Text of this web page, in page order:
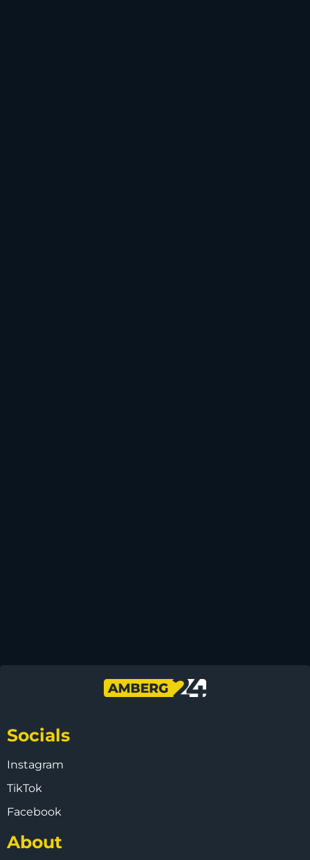
Socials
Instagram
TikTok
Facebook
About